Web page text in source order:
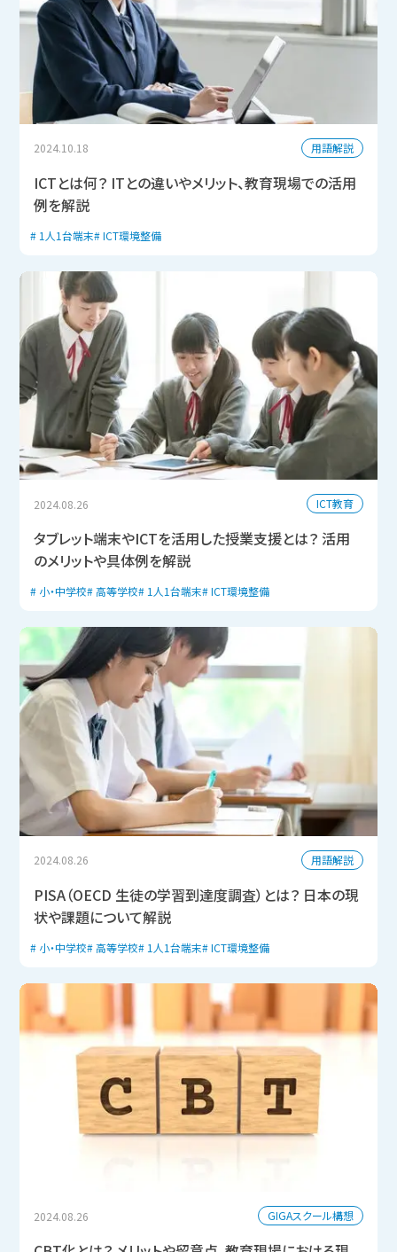
2024.10.18 用語解説
ICTとは何？ ITとの違いやメリット、教育現場での活用
例を解説
1人1台端末 ICT環境整備
2024.08.26 ICT教育
タブレット端末やICTを活用した授業支援とは？ 活用
のメリットや具体例を解説
小・中学校 高等学校 1人1台端末 ICT環境整備
2024.08.26 用語解説
PISA（OECD 生徒の学習到達度調査）とは？ 日本の現
状や課題について解説
小・中学校 高等学校 1人1台端末 ICT環境整備
2024.08.26 GIGAスクール構想